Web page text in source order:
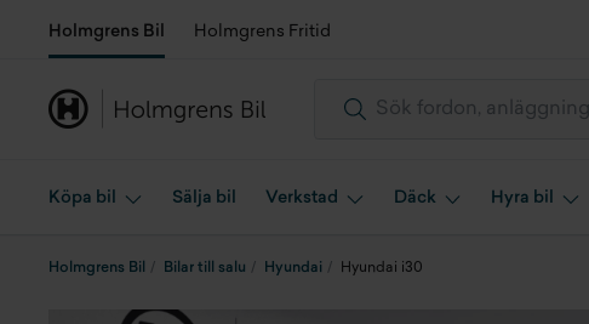
Holmgrens Bil Holmgrens Fritid
Köpa bil Sälja bil Verkstad Däck Hyra bil
Holmgrens Bil Bilar till salu Hyundai Hyundai i30